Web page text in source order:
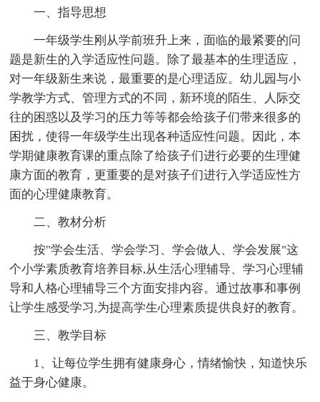
一、指导思想
一年级学生刚从学前班升上来，面临的最紧要的问
题是新生的入学适应性问题。除了最基本的生理适应，
对一年级新生来说，最重要的是心理适应。幼儿园与小
学教学方式、管理方式的不同，新环境的陌生、人际交
往的困惑以及学习的压力等等都会给孩子们带来很多的
困扰，使得一年级学生出现各种适应性问题。因此，本
学期健康教育课的重点除了给孩子们进行必要的生理健
康方面的教育，更重要的是对孩子们进行入学适应性方
面的心理健康教育。
二、教材分析
按"学会生活、学会学习、学会做人、学会发展"这
个小学素质教育培养目标,从生活心理辅导、学习心理辅
导和人格心理辅导三个方面安排内容。通过故事和事例
让学生感受学习,为提高学生心理素质提供良好的教育。
三、教学目标
1、让每位学生拥有健康身心，情绪愉快，知道快乐
益于身心健康。